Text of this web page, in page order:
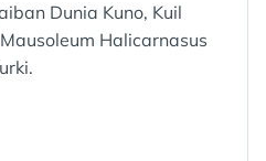
Dunia Kuno, Kuil
Halicarnasus